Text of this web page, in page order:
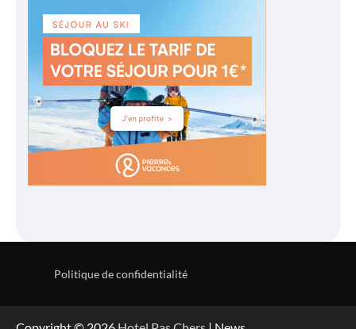
Politique de confidentialité